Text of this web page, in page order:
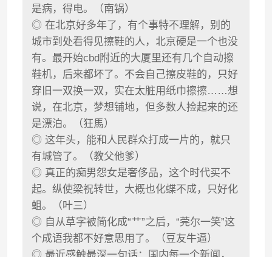
是病，得电。（南锅）
◎ 在北京好多年了，有个事特不理解，别的
城市到处看得见擦鞋的人，北京硬是一个也没
有。最开始cbd附近的大厦里还有几个自动擦
鞋机，后来都坏了。不会自己擦皮鞋的，只好
穿旧一双换一双，实在太脏用纸巾擦擦……想
说，在北京，梦想铺地，但多数人捡起来的还
是漂泊。（狂馬）
◎ 这年头，能和人民群众打成一片的，就只
有城管了。（教父他爹）
◎ 真正的痴男怨女是奢侈品，这个时代买不
起。纵使梁祝转世，大概也化蝶不成，只好化
蛆。（叶三）
◎ 自从草字被简化成“艹”之后，“莞尔一笑”这
个成语我都不好意思用了。（豆友牛逼）